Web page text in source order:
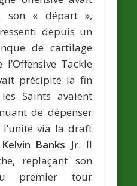
son « départ »,
depuis un
de cartilage
Tackle
précipité la fin
Saints avaient
de dépenser
via la draft
Kelvin Banks Jr. Il
replaçant son
premier tour